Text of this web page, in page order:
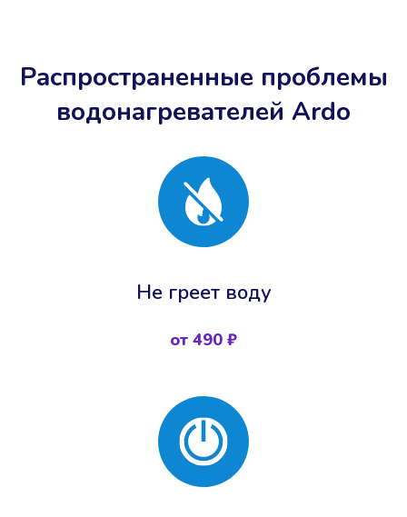
Распространенные проблемы
водонагревателей Ardo
Не греет воду
от 490 ₽